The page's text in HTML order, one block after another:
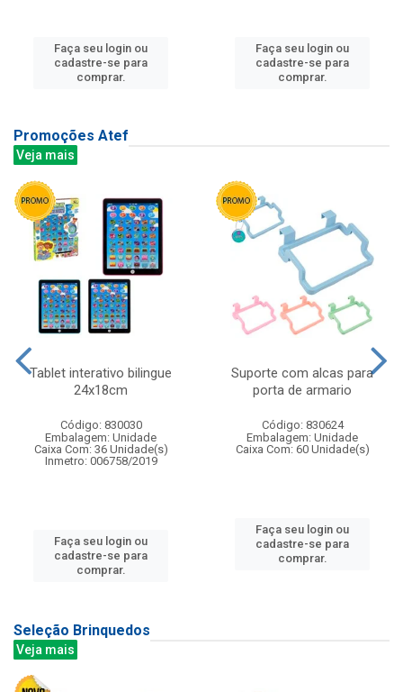
Faça seu login ou
cadastre-se para
comprar.
Faça seu login ou
cadastre-se para
comprar.
Promoções Atef
Veja mais
Tablet interativo bilingue
24x18cm
Código: 830030
Embalagem: Unidade
Caixa Com: 36 Unidade(s)
Inmetro: 006758/2019
Faça seu login ou
cadastre-se para
comprar.
Suporte com alcas para
porta de armario
Código: 830624
Embalagem: Unidade
Caixa Com: 60 Unidade(s)
Faça seu login ou
cadastre-se para
comprar.
Seleção Brinquedos
Veja mais